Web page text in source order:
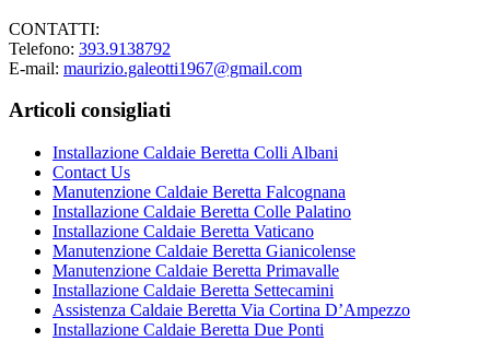
CONTATTI:
Telefono: 393.9138792
E-mail: maurizio.galeotti1967@gmail.com
Articoli consigliati
Installazione Caldaie Beretta Colli Albani
Contact Us
Manutenzione Caldaie Beretta Falcognana
Installazione Caldaie Beretta Colle Palatino
Installazione Caldaie Beretta Vaticano
Manutenzione Caldaie Beretta Gianicolense
Manutenzione Caldaie Beretta Primavalle
Installazione Caldaie Beretta Settecamini
Assistenza Caldaie Beretta Via Cortina D’Ampezzo
Installazione Caldaie Beretta Due Ponti